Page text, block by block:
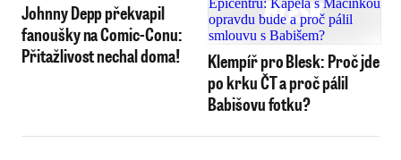
Johnny Depp překvapil
fanoušky na Comic-Conu:
Přitažlivost nechal doma!
Klempíř pro Blesk: Proč jde
po krku ČT a proč pálil
Babišovu fotku?